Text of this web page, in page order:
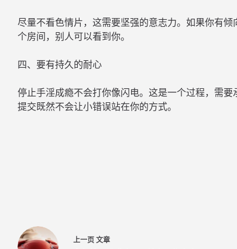
尽量不看色情片，这需要坚强的意志力。如果你有
个房间，别人可以看到你。
四、要有持久的耐心
停止手淫成瘾不会打你像闪电。这是一个过程，需
提交既然不会让小错误站在你的方式。
上一页 文章